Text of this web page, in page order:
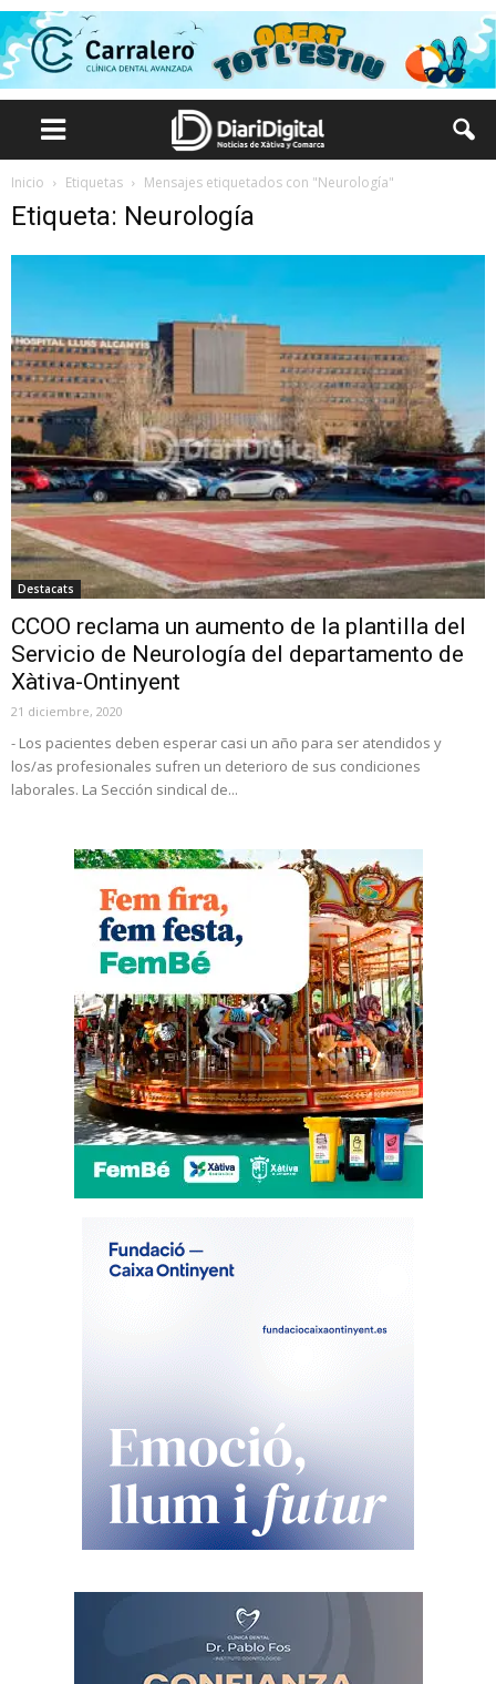
Inicio Etiquetas Mensajes etiquetados con "Neurología"
Etiqueta: Neurología
Destacats
CCOO reclama un aumento de la plantilla del
Servicio de Neurología del departamento de
Xàtiva-Ontinyent
21 diciembre, 2020
- Los pacientes deben esperar casi un año para ser atendidos y
los/as profesionales sufren un deterioro de sus condiciones
laborales. La Sección sindical de...